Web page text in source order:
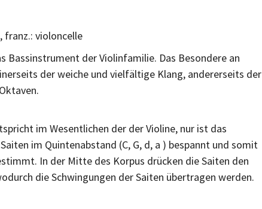
franz.: violoncelle
Bassinstrument der Violinfamilie. Das Besondere an
der weiche und vielfältige Klang, andererseits der
im Wesentlichen der der Violine, nur ist das
im Quintenabstand (C, G, d, a ) bespannt und somit
In der Mitte des Korpus drücken die Saiten den
die Schwingungen der Saiten übertragen werden.